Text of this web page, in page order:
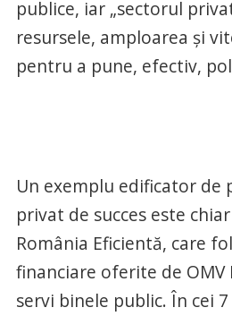
publice, iar „sectorul
resursele, amploarea și
pentru a pune, efectiv,
Un exemplu edificator de
privat de succes este
România Eficientă, care
financiare oferite de
servi binele public. În cei